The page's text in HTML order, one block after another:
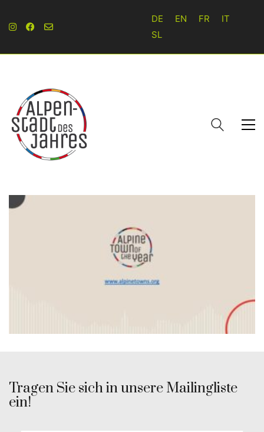
DE EN FR
IT
SL
Tragen Sie sich in unsere Mailingliste
ein!